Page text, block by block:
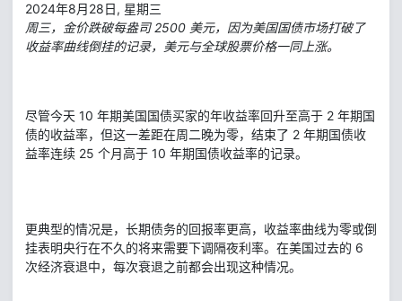
2024年8月28日, 星期三
周三，金价跌破每盎司 2500 美元，因为美国国债市场打破了
收益率曲线倒挂的记录，美元与全球股票价格一同上涨。
尽管今天 10 年期美国国债买家的年收益率回升至高于 2 年期国
债的收益率，但这一差距在周二晚为零，结束了 2 年期国债收
益率连续 25 个月高于 10 年期国债收益率的记录。
更典型的情况是，长期债务的回报率更高，收益率曲线为零或倒
挂表明央行在不久的将来需要下调隔夜利率。在美国过去的 6
次经济衰退中，每次衰退之前都会出现这种情况。